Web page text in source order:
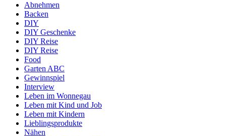
Abnehmen
Backen
DIY
DIY Geschenke
DIY Reise
DIY Reise
Food
Garten ABC
Gewinnspiel
Interview
Leben im Wonnegau
Leben mit Kind und Job
Leben mit Kindern
Lieblingsprodukte
Nähen